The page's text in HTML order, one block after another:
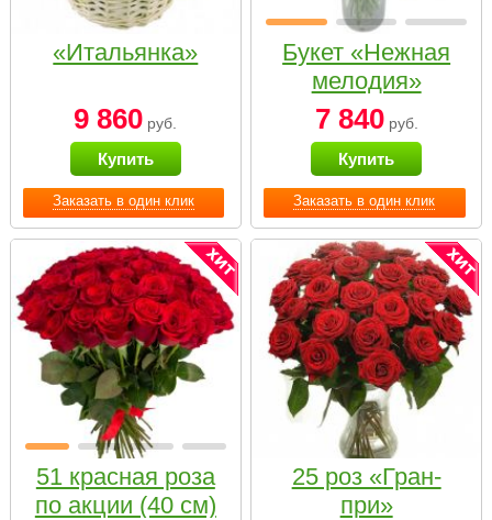
Заказать в один клик
«Итальянка»
9 860 руб.
Купить
Заказать в один клик
Букет «Нежная
мелодия»
7 840руб.
Купить
51 красная роза
по акции (40 см)
25 роз «Гран-
при»